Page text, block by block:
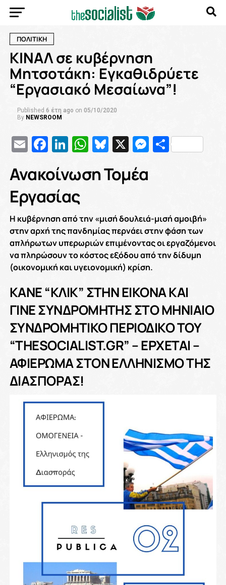
ΠΟΛΙΤΙΚΗ
ΚΙΝΑΛ σε κυβέρνηση
Μητσοτάκη: Εγκαθιδρύετε
“Εργασιακό Μεσαίωνα”!
Published 6 έτη ago on 05/10/2020
By NEWSROOM
EmailFacebook
LinkedIn
WhatsApp
Bluesky
X
Ανακοίνωση Τομέα
Εργασίας
Η κυβέρνηση από την «μισή δουλειά-μισή αμοιβή»
στην αρχή της πανδημίας περνάει στην φάση των
απλήρωτων υπερωριών επιμένοντας οι εργαζόμενοι
να πληρώσουν το κόστος εξόδου από την δίδυμη
(οικονομική και υγειονομική) κρίση.
KANE “ΚΛΙΚ” ΣΤΗΝ ΕΙΚΟΝΑ ΚΑΙ
ΓΙΝΕ ΣΥΝΔΡΟΜΗΤΗΣ ΣΤΟ ΜΗΝΙΑΙΟ
ΣΥΝΔΡΟΜΗΤΙΚΟ ΠΕΡΙΟΔΙΚΟ ΤΟΥ
“THESOCIALIST.GR” – ΕΡΧΕΤΑΙ –
ΑΦΙΕΡΩΜΑ ΣΤΟΝ ΕΛΛΗΝΙΣΜΟ ΤΗΣ
ΔΙΑΣΠΟΡΑΣ!